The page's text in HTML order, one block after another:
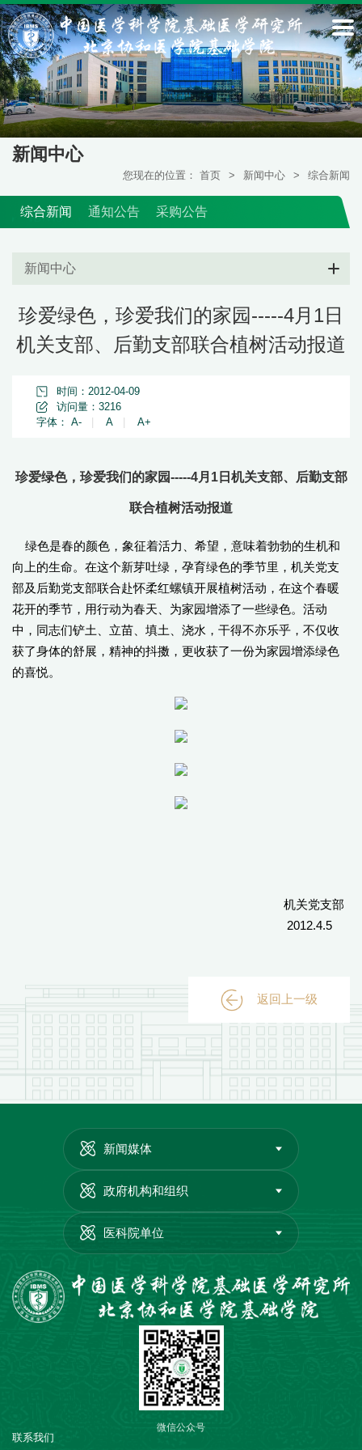
新闻中心
您现在的位置： 首页 > 新闻中心 > 综合新闻
综合新闻 通知公告 采购公告
新闻中心
珍爱绿色，珍爱我们的家园-----4月1日
机关支部、后勤支部联合植树活动报道
时间：2012-04-09
访问量： 3216
字体： A- A A+
珍爱绿色，珍爱我们的家园-----4月1日机关支部、后勤支部
联合植树活动报道
绿色是春的颜色，象征着活力、希望，意味着勃勃的生机和
向上的生命。在这个新芽吐绿，孕育绿色的季节里，机关党支
部及后勤党支部联合赴怀柔红螺镇开展植树活动，在这个春暖
花开的季节，用行动为春天、为家园增添了一些绿色。活动
中，同志们铲土、立苗、填土、浇水，干得不亦乐乎，不仅收
获了身体的舒展，精神的抖擞，更收获了一份为家园增添绿色
的喜悦。
机关党支部
2012.4.5
返回上一级
新闻媒体
政府机构和组织
医科院单位
联系我们
微信公众号